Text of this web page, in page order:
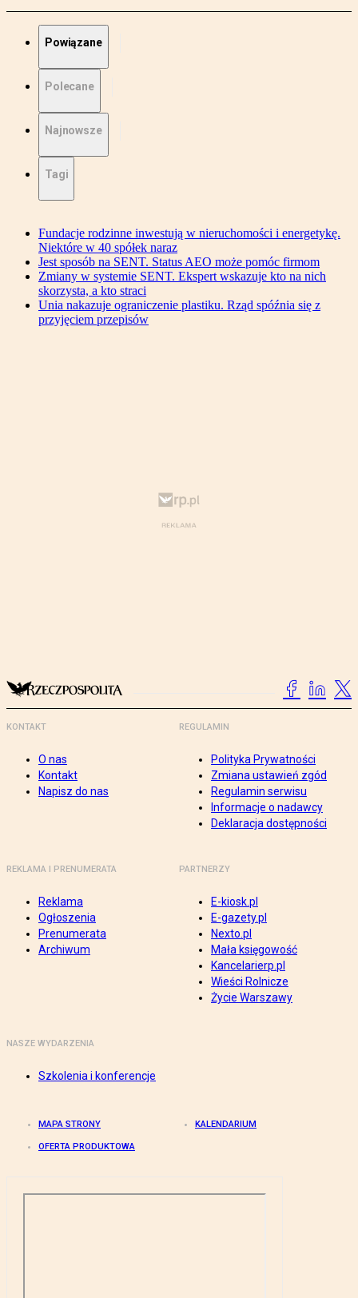
Powiązane
Polecane
Najnowsze
Tagi
Fundacje rodzinne inwestują w nieruchomości i energetykę.
Niektóre w 40 spółek naraz
Jest sposób na SENT. Status AEO może pomóc firmom
Zmiany w systemie SENT. Ekspert wskazuje kto na nich
skorzysta, a kto straci
Unia nakazuje ograniczenie plastiku. Rząd spóźnia się z
przyjęciem przepisów
KONTAKT
O nas
Kontakt
Napisz do nas
REGULAMIN
Polityka Prywatności
Zmiana ustawień zgód
Regulamin serwisu
Informacje o nadawcy
Deklaracja dostępności
REKLAMA I PRENUMERATA
Reklama
Ogłoszenia
Prenumerata
Archiwum
PARTNERZY
E-kiosk.pl
E-gazety.pl
Nexto.pl
Mała księgowość
Kancelarierp.pl
Wieści Rolnicze
Życie Warszawy
NASZE WYDARZENIA
Szkolenia i konferencje
MAPA STRONY KALENDARIUM
OFERTA PRODUKTOWA